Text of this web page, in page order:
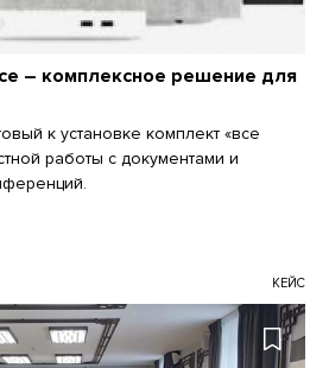
– комплексное решение для
к установке комплект «все
работы с документами и
КЕЙС